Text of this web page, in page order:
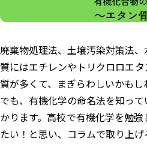
ホ
ダ
お問い合わせ
廃棄物処理法、土壌汚染対策法
質にはエチレンやトリクロロエ
質が多くて、まぎらわしいかもし
でも、有機化学の命名法を知っ
かります。高校で有機化学を勉
たい！と思い、コラムで取り上げ